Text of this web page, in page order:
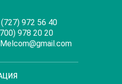
972 56 40
978 20 20